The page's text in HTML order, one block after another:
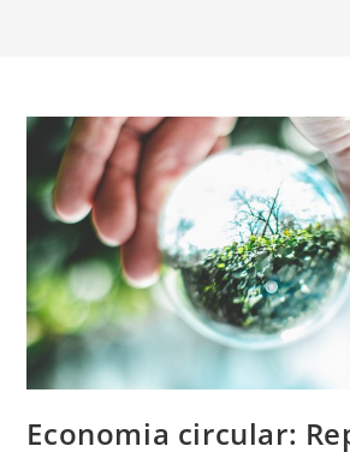
Economia circular: